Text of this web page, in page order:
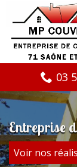
03
Entreprise
Voir nos